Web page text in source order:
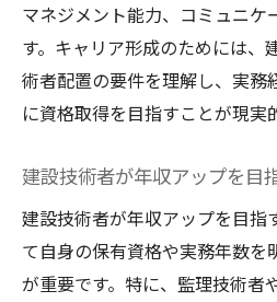
建設業界で監理資格
建設分野における最難関
建設技術者が挑む最
建設技術者が挫折し
最難関建設資格に必
建設技術者センター
専任技術者要件の比較と
マネジメント能力、コミュニケ
す。キャリア形成のためには、
術者配置の要件を理解し、実務
に資格取得を目指すことが現実
建設技術者が年収アップを目
建設技術者が年収アップを目指
て自身の保有資格や実務年数を
が重要です。特に、監理技術者